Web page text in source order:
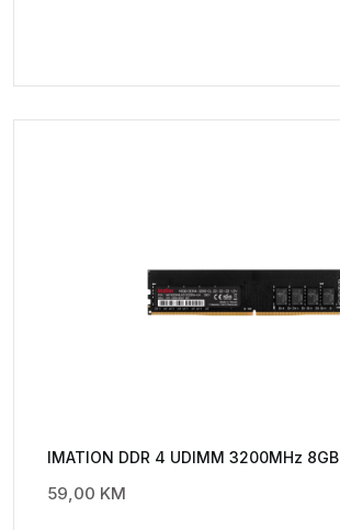
IMATION DDR 4 UDIMM 3200MHz 8GB
59,00 KM